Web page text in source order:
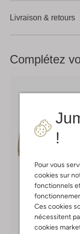
!
Pour vous
cookies sur
fonctionnels
Ces cookies
nécessitent
cookies
Livraison & retours
Complétez